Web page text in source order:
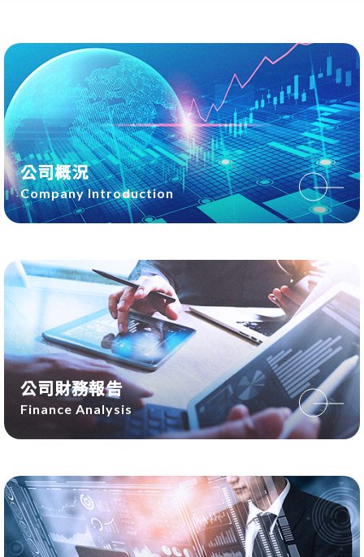
公司概況
Company Introduction
公司財務報告
Finance Analysis